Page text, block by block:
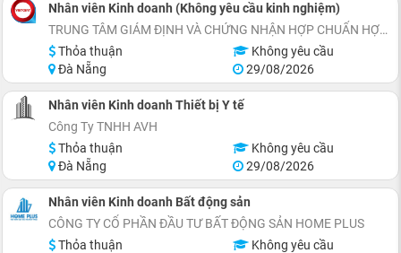
Nhân viên Kinh doanh (Không yêu cầu kinh nghiệm)
TRUNG TÂM GIÁM ĐỊNH VÀ CHỨNG NHẬN HỢP CHUẨN HỢP QUY VIETCERT
Thỏa thuận
Không yêu cầu
Đà Nẵng
29/08/2026
Nhân viên Kinh doanh Thiết bị Y tế
Công Ty TNHH AVH
Thỏa thuận
Không yêu cầu
Đà Nẵng
29/08/2026
Nhân viên Kinh doanh Bất động sản
CÔNG TY CỔ PHẦN ĐẦU TƯ BẤT ĐỘNG SẢN HOME PLUS
Thỏa thuận
Không yêu cầu